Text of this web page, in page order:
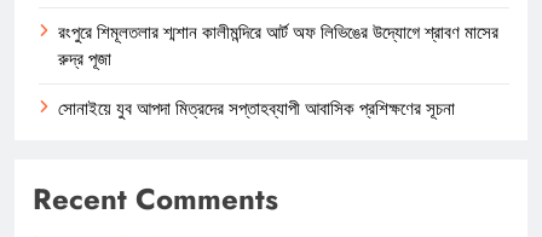
রংপুরে শিমূলতলার শ্মশান কালীমন্দিরে আর্ট অফ লিভিঙের উদ্যোগে শ্রাবণ মাসের
রুদ্র পূজা
সোনাইয়ে যুব আপদা মিত্রদের সপ্তাহব্যাপী আবাসিক প্রশিক্ষণের সূচনা
Recent Comments